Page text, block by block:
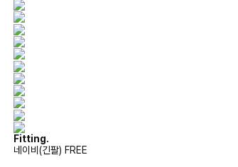
Fitting.
네이비(긴팔) FREE